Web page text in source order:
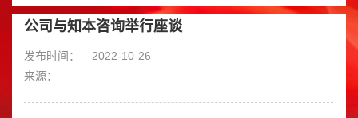
公司与知本咨询举行座谈
发布时间：
2022-10-26
来源：